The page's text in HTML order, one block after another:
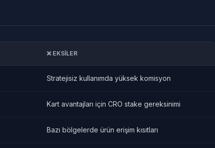
❌ EKSILER
Stratejisiz kullanımda yüksek komisyon
Kart avantajları için CRO stake gereksinimi
Bazı bölgelerde ürün erişim kısıtları